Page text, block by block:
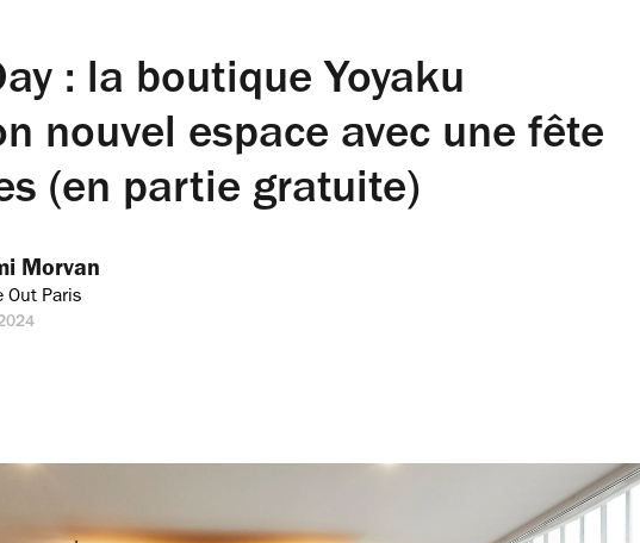
: la boutique Yoyaku
nouvel espace avec une fête
(en partie gratuite)
Morvan
Out Paris